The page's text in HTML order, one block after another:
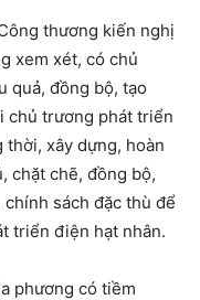
thương kiến nghị
xem xét, có chủ
quả, đồng bộ, tạo
chủ trương phát triển
xây dựng, hoàn
chặt chẽ, đồng bộ,
sách đặc thù để
triển điện hạt nhân.
phương có tiềm